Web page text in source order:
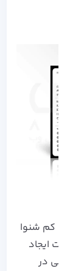
کم شنوا
صورت ایجاد
راهی در